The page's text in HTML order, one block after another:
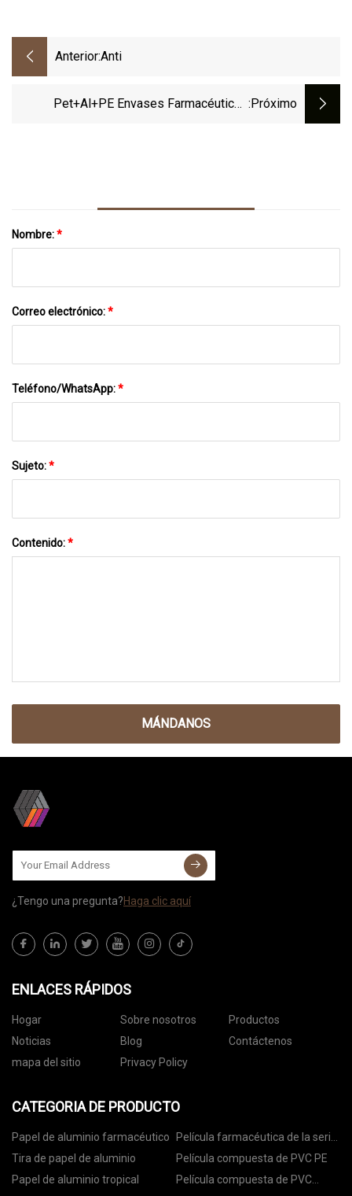
Anterior:Anti
Pet+Al+PE Envases Farmacéuticos :próximo
Nombre:*
Correo electrónico:*
Teléfono/WhatsApp:*
Sujeto:*
Contenido:*
MÁNDANOS
¿Tengo una pregunta?Haga clic aquí
ENLACES RÁPIDOS
Hogar Sobre nosotros
Productos
Noticias
Blog
Contáctenos
mapa del sitio
Privacy Policy
CATEGORIA DE PRODUCTO
Papel de aluminio farmacéutico Película farmacéutica de la serie
PVC
Tira de papel de aluminio
Película compuesta de PVC PE
Papel de aluminio tropical
Película compuesta de PVC